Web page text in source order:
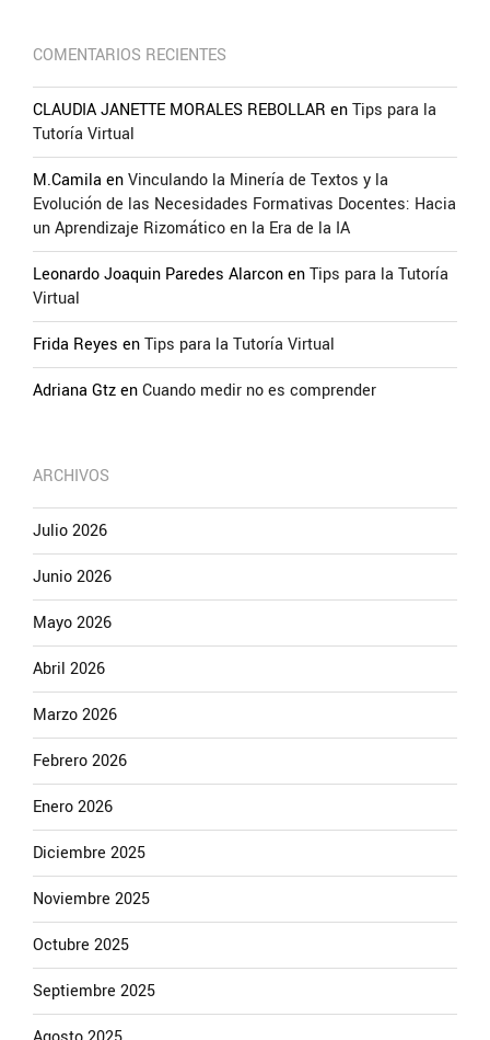
COMENTARIOS RECIENTES
CLAUDIA JANETTE MORALES REBOLLAR enTips para la
Tutoría Virtual
M.Camila enVinculando la Minería de Textos y la
Evolución de las Necesidades Formativas Docentes: Hacia
un Aprendizaje Rizomático en la Era de la IA
Leonardo Joaquin Paredes AlarconenTips para la Tutoría
Virtual
Frida Reyes enTips para la Tutoría Virtual
Adriana GtzenCuando medir no es comprender
ARCHIVOS
Julio 2026
Junio 2026
Mayo 2026
Abril 2026
Marzo 2026
Febrero 2026
Enero 2026
Diciembre 2025
Noviembre 2025
Octubre 2025
Septiembre 2025